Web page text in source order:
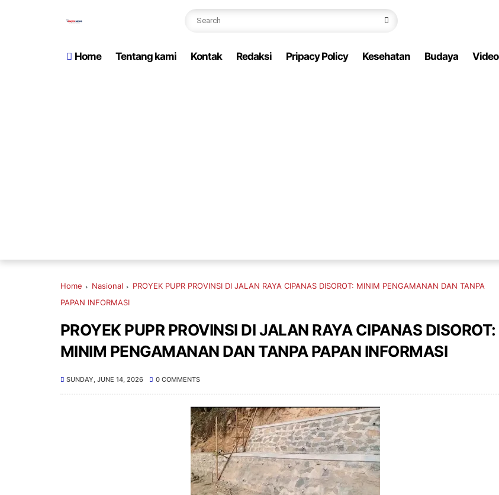
Home Tentang kami Kontak Redaksi Pripacy Policy Kesehatan Budaya Video
Home Nasional
PROYEK PUPR PROVINSI DI JALAN RAYA CIPANAS DISOROT: MINIM PENGAMANAN DAN TANPA
PAPAN INFORMASI
PROYEK PUPR PROVINSI DI JALAN RAYA CIPANAS DISOROT:
MINIM PENGAMANAN DAN TANPA PAPAN INFORMASI
SUNDAY, JUNE 14, 2026 0 COMMENTS